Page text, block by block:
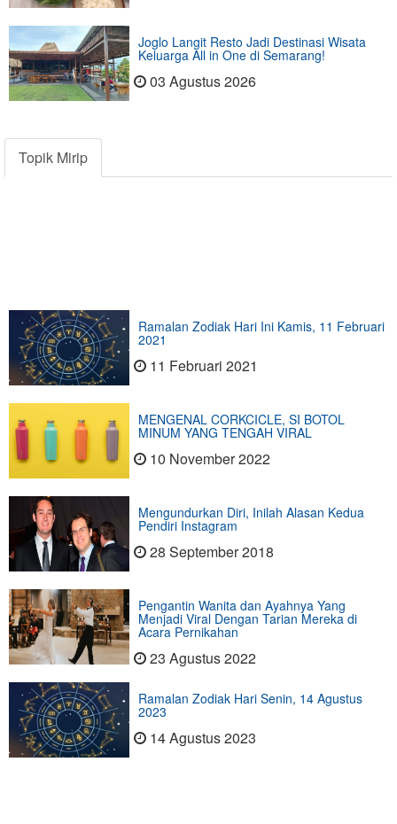
Joglo Langit Resto Jadi Destinasi Wisata
Keluarga All in One di Semarang!
03 Agustus 2026
Topik Mirip
Ramalan Zodiak Hari Ini Kamis, 11 Februari
2021
11 Februari 2021
MENGENAL CORKCICLE, SI BOTOL
MINUM YANG TENGAH VIRAL
10 November 2022
Mengundurkan Diri, Inilah Alasan Kedua
Pendiri Instagram
28 September 2018
Pengantin Wanita dan Ayahnya Yang
Menjadi Viral Dengan Tarian Mereka di
Acara Pernikahan
23 Agustus 2022
Ramalan Zodiak Hari Senin, 14 Agustus
2023
14 Agustus 2023